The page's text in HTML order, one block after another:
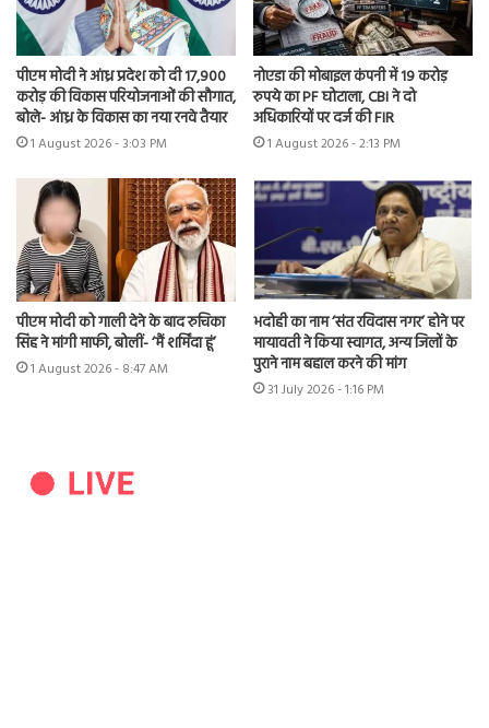
पीएम मोदी ने आंध्र प्रदेश को दी 17,900
करोड़ की विकास परियोजनाओं की सौगात,
बोले- आंध्र के विकास का नया रनवे तैयार
1 August 2026 - 3:03 PM
नोएडा की मोबाइल कंपनी में 19 करोड़
रुपये का PF घोटाला, CBI ने दो
अधिकारियों पर दर्ज की FIR
1 August 2026 - 2:13 PM
पीएम मोदी को गाली देने के बाद रुचिका
सिंह ने मांगी माफी, बोलीं- ‘मैं शर्मिंदा हूं’
1 August 2026 - 8:47 AM
भदोही का नाम ‘संत रविदास नगर’ होने पर
मायावती ने किया स्वागत, अन्य जिलों के
पुराने नाम बहाल करने की मांग
31 July 2026 - 1:16 PM